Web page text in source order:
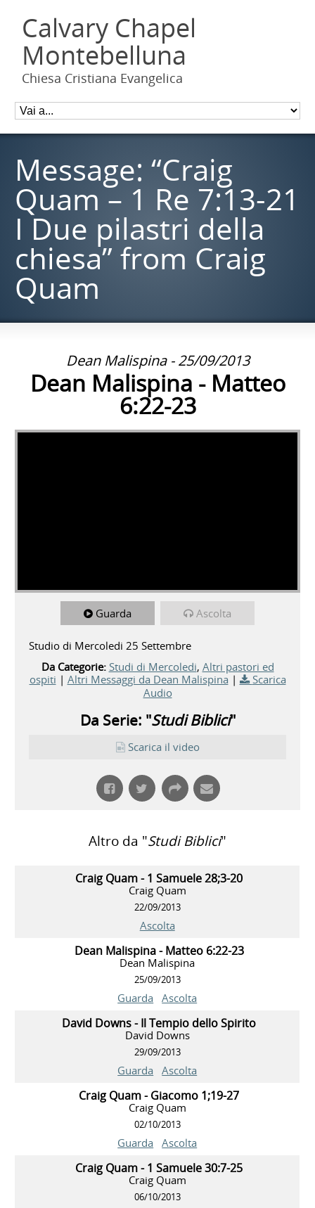
Calvary Chapel
Montebelluna
Chiesa Cristiana Evangelica
Message: “Craig
Quam – 1 Re 7:13-21
I Due pilastri della
chiesa” from Craig
Quam
Dean Malispina - 25/09/2013
Dean Malispina - Matteo
6:22-23
Guarda Ascolta
Studio di Mercoledi 25 Settembre
Da Categorie: Studi di Mercoledi, Altri pastori ed
ospiti | Altri Messaggi da Dean Malispina |
Scarica
Audio
Da Serie: "Studi Biblici"
Scarica il video
Altro da "Studi Biblici"
Craig Quam - 1 Samuele 28;3-20
Craig Quam
22/09/2013
Ascolta
Dean Malispina - Matteo 6:22-23
Dean Malispina
25/09/2013
Guarda Ascolta
David Downs - Il Tempio dello Spirito
David Downs
29/09/2013
Guarda Ascolta
Craig Quam - Giacomo 1;19-27
Craig Quam
02/10/2013
Guarda Ascolta
Craig Quam - 1 Samuele 30:7-25
Craig Quam
06/10/2013